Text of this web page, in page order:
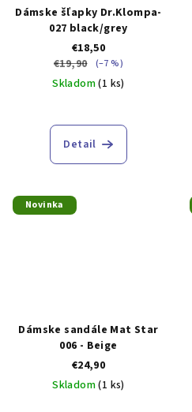
Dámske šľapky Dr.Klompa-
027 black/grey
€18,50
€19,90
(–7 %)
Skladom(1 ks)
Detail
Novinka
Dámske sandále Mat Star
006 - Beige
€24,90
Skladom(1 ks)